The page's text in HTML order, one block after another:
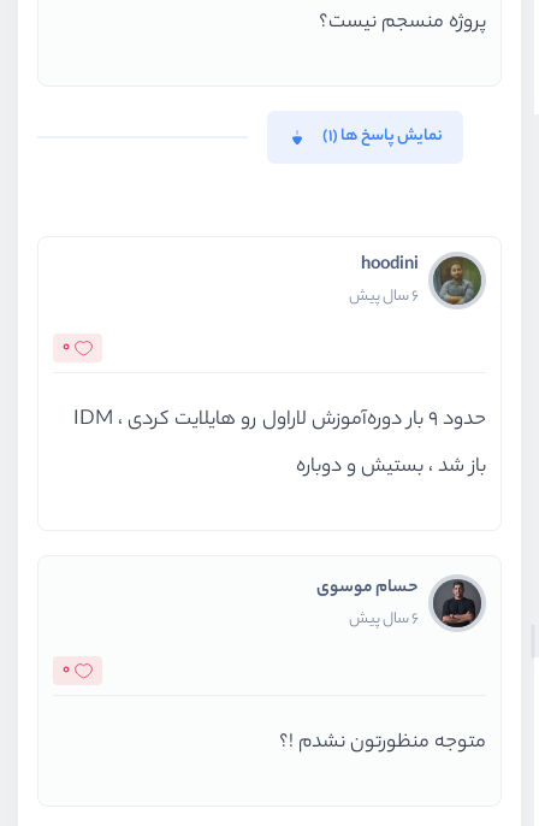
پروژه منسجم نیست؟
نمایش پاسخ ها (1)
hoodini
6 سال پیش
0
حدود ۹ بار دوره‌آموزش لاراول رو هایلایت کردی ، IDM
باز شد ، بستیش و دوباره
حسام موسوی
6 سال پیش
0
متوجه منظورتون نشدم !؟